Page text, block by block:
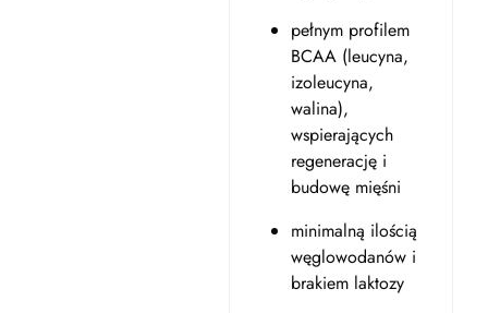
pełnym profilem
BCAA (leucyna,
izoleucyna,
walina),
wspierających
regenerację i
budowę mięśni
minimalną ilością
węglowodanów i
brakiem laktozy